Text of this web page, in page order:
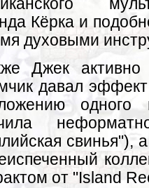
Кёрка и
духовыми
Джек
давал
одного
свинья"),
от "Island